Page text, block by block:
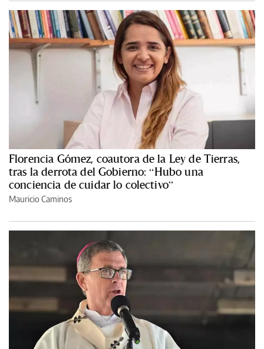
Florencia Gómez, coautora de la Ley de Tierras,
tras la derrota del Gobierno: “Hubo una
conciencia de cuidar lo colectivo”
Mauricio Caminos